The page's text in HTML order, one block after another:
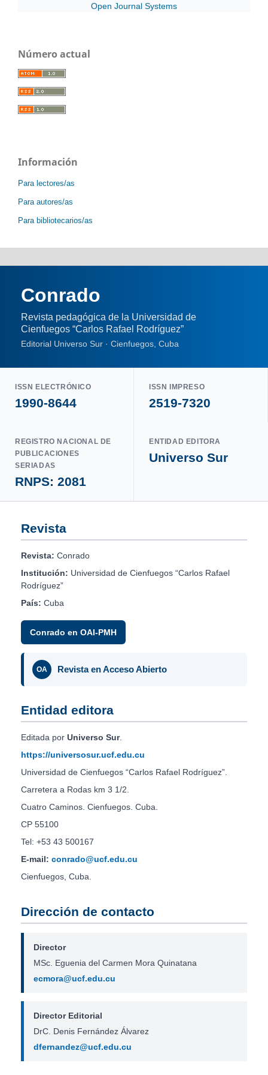
Open Journal Systems
Número actual
Información
Para lectores/as
Para autores/as
Para bibliotecarios/as
Conrado
Revista pedagógica de la Universidad de
Cienfuegos “Carlos Rafael Rodríguez”
Editorial Universo Sur · Cienfuegos, Cuba
ISSN ELECTRÓNICO
1990-8644
ISSN IMPRESO
2519-7320
REGISTRO NACIONAL DE
PUBLICACIONES
SERIADAS
RNPS: 2081
ENTIDAD EDITORA
Universo Sur
Revista
Revista: Conrado
Institución: Universidad de Cienfuegos “Carlos Rafael
Rodríguez”
País: Cuba
Conrado en OAI-PMH
OA Revista en Acceso Abierto
Entidad editora
Editada por Universo Sur.
https://universosur.ucf.edu.cu
Universidad de Cienfuegos “Carlos Rafael Rodríguez”.
Carretera a Rodas km 3 1/2.
Cuatro Caminos. Cienfuegos. Cuba.
CP 55100
Tel: +53 43 500167
E-mail: conrado@ucf.edu.cu
Cienfuegos, Cuba.
Dirección de contacto
Director
MSc. Eguenia del Carmen Mora Quinatana
ecmora@ucf.edu.cu
Director Editorial
DrC. Denis Fernández Álvarez
dfernandez@ucf.edu.cu